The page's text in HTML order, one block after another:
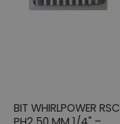
BIT WHIRLPOWER RSC